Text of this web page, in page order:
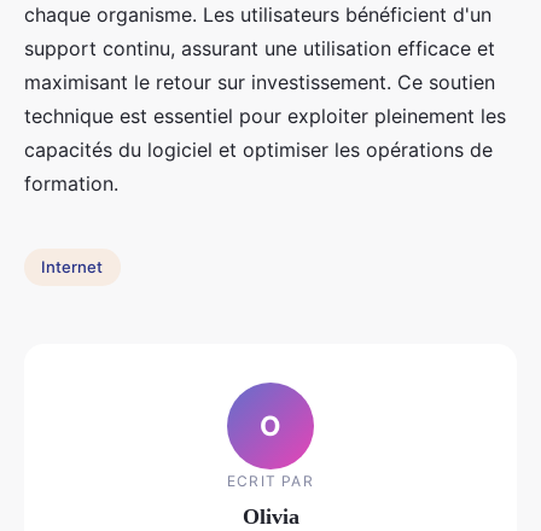
chaque organisme. Les utilisateurs bénéficient d'un
support continu, assurant une utilisation efficace et
maximisant le retour sur investissement. Ce soutien
technique est essentiel pour exploiter pleinement les
capacités du logiciel et optimiser les opérations de
formation.
Internet
O
ECRIT PAR
Olivia